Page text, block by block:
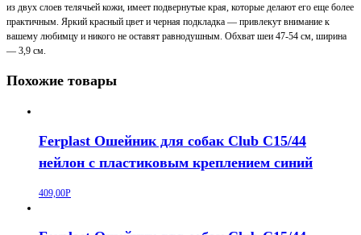
из двух слоев телячьей кожи, имеет подвернутые края, которые делают его еще более
практичным. Яркий красный цвет и черная подкладка — привлекут внимание к
вашему любимцу и никого не оставят равнодушным. Обхват шеи 47-54 см, ширина
— 3,9 см.
Похожие товары
Ferplast Ошейник для собак Club C15/44
нейлон с пластиковым креплением синий
409,00Р